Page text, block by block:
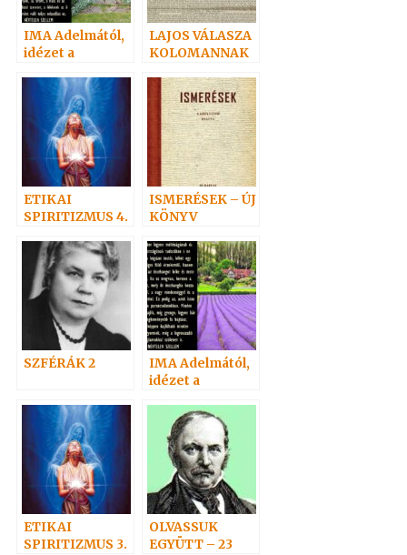
IMA Adelmától,
idézet a
Szellemtől 9.
LAJOS VÁLASZA
KOLOMANNAK
ETIKAI
SPIRITIZMUS 4.
szeretet:
áldozat
ISMERÉSEK – ÚJ
KÖNYV
SZFÉRÁK 2
IMA Adelmától,
idézet a
Szellemtől 2.
ETIKAI
SPIRITIZMUS 3.
OLVASSUK
EGYÜTT – 23